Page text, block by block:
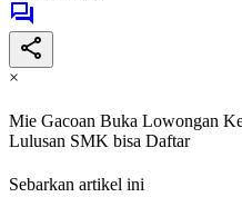
×
Mie Gacoan Buka Lowongan
Lulusan SMK bisa Daftar
Sebarkan artikel ini